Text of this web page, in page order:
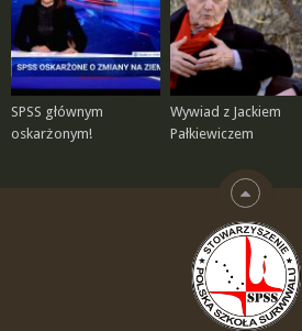
SPSS głównym
oskarżonym!
Wywiad z Jackiem
Pałkiewiczem